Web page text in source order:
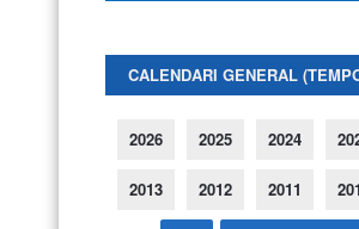
CALENDARI GENERAL
2026 2025 2024
2013 2012 2011